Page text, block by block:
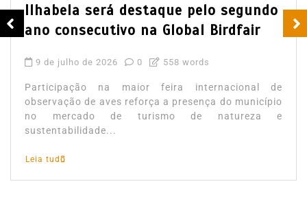
Ilhabela será destaque pelo segundo
ano consecutivo na Global Birdfair
9 de julho de 2026 0 558 words
Participação na maior feira internacional de
observação de aves reforça a presença do município
no mercado de turismo de natureza e
sustentabilidade...
Leia tudo